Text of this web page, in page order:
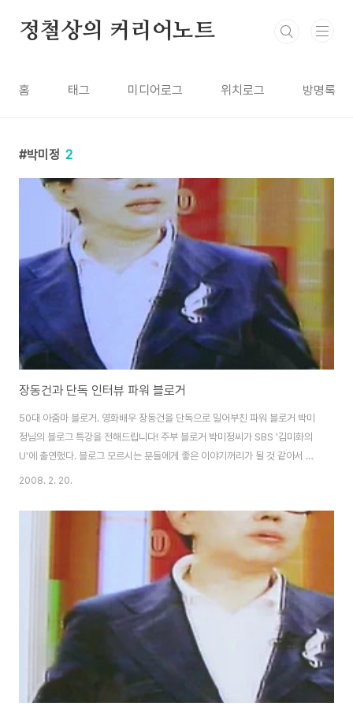
정철상의 커리어노트
홈 태그 미디어로그 위치로그 방명록
박미정 2
장동건과 단독 인터뷰 파워 블로거
50대 아줌마 블로거. 영화배우 장동건을 단독으로 밀어부친 파워 블로거 박미
정님의 블로그 특강을 전해드립니다! 주부 블로거 박미정씨가 SBS '김미화의
U'에 출연했다. 블로그 모르시는 분들에게 좋은 이야기꺼리가 될 것 같아서 받
어 적었다. (손 듸게 아팠다^^) 내용은 멋지고, 구성도 좋았다. 그런데 블로거의
개인에게나 우리 블로거에게나 생명이라고 할 수 있는 주소가 나오지 않은 아
쉬움... (블로거는 바로 주소 밝혀준다^^;;센스^^
http://blog.daum.net/skyview999) 전문강사보다 더 뛰어난 언변 구사력
나도 강의로 밥먹고 사는 사람이지만 전문강사보다 더 매력적으로 당당하게 강
2008. 2. 20.